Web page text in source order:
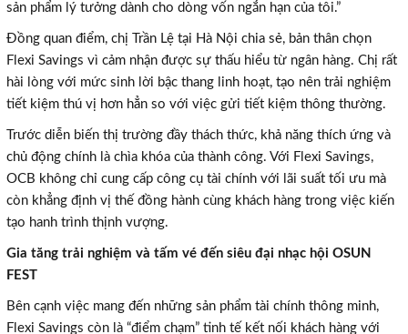
sản phẩm lý tưởng dành cho dòng vốn ngắn hạn của tôi.”
Đồng quan điểm, chị Trần Lệ tại Hà Nội chia sẻ, bản thân chọn
Flexi Savings vì cảm nhận được sự thấu hiểu từ ngân hàng. Chị rất
hài lòng với mức sinh lời bậc thang linh hoạt, tạo nên trải nghiệm
tiết kiệm thú vị hơn hẳn so với việc gửi tiết kiệm thông thường.
Trước diễn biến thị trường đầy thách thức, khả năng thích ứng và
chủ động chính là chìa khóa của thành công. Với Flexi Savings,
OCB không chỉ cung cấp công cụ tài chính với lãi suất tối ưu mà
còn khẳng định vị thế đồng hành cùng khách hàng trong việc kiến
tạo hanh trình thịnh vượng.
Gia tăng trải nghiệm và tấm vé đến siêu đại nhạc hội OSUN
FEST
Bên cạnh việc mang đến những sản phẩm tài chính thông minh,
Flexi Savings còn là “điểm chạm” tinh tế kết nối khách hàng với